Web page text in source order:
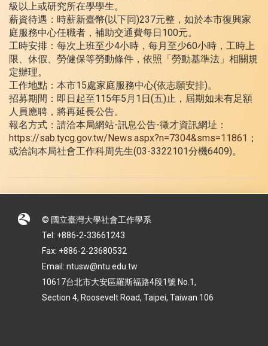
級以上或研究所在學學生。
薪資待遇：時薪新臺幣(以下同)237元整，如於本市復興家
庭服務中心任職者，補助交通費每日100元。
工時安排：每次上班至少4小時，每月至少60小時，工時上
限、休假、勞健保等勞動條件，依照「勞動基準法」相關規
定辦理。
工作地點：本市15處家庭服務中心(依志願安排)。
招募期間：即日起至115年5月1日(五)止，屆期如未有足額
人員應聘，將再延長公告。
報名方式：請洽本局網站-訊息公告-徵才資訊網址：
https://sab.tycg.gov.tw/News.aspx?n=7304&sms=11861 ；
或洽詢本局社會工作科周先生(03-3322101分機6409)。
© 國立臺灣大學社會工作學系
Tel: +886-2-33661243
Fax: +886-2-23680532
Email: ntusw@ntu.edu.tw
10617台北市大安區羅斯福路4段1號 No.1,
Section 4, Roosevelt Road, Taipei, Taiwan 106